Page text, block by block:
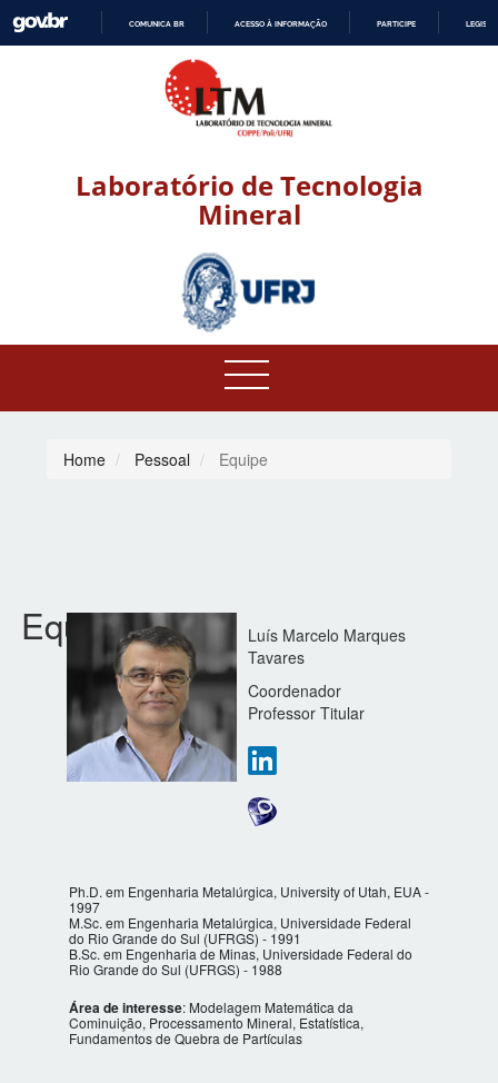
CONTEÚDO
COMUNICA BR ACESSO À INFORMAÇÃO PARTICIPE
Laboratório de Tecnologia
Mineral
Home Pessoal Equipe
Equipe
Luís Marcelo Marques
Tavares
Coordenador
Professor Titular
Ph.D. em Engenharia Metalúrgica, University of Utah, EUA -
1997
M.Sc. em Engenharia Metalúrgica, Universidade Federal
do Rio Grande do Sul (UFRGS) - 1991
B.Sc. em Engenharia de Minas, Universidade Federal do
Rio Grande do Sul (UFRGS) - 1988
Área de interesse: Modelagem Matemática da
Cominuição, Processamento Mineral, Estatística,
Fundamentos de Quebra de Partículas